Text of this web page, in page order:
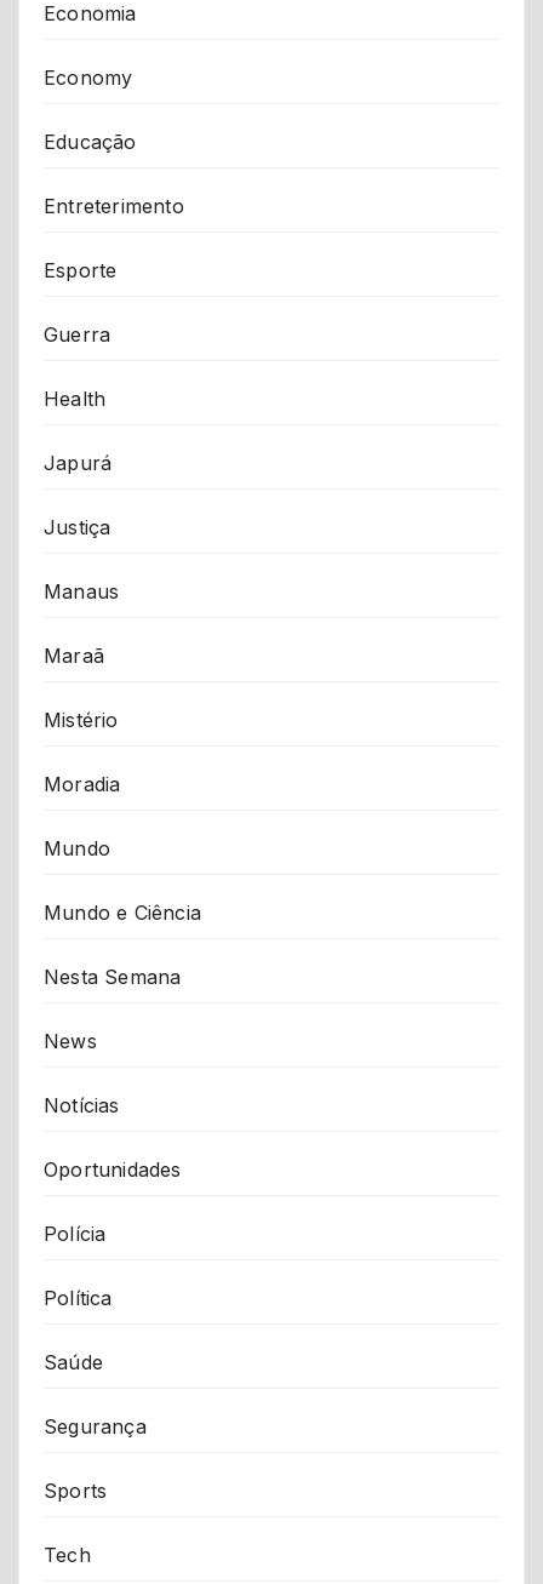
Economia
Economy
Educação
Entreterimento
Esporte
Guerra
Health
Japurá
Justiça
Manaus
Maraã
Mistério
Moradia
Mundo
Mundo e Ciência
Nesta Semana
News
Notícias
Oportunidades
Polícia
Política
Saúde
Segurança
Sports
Tech